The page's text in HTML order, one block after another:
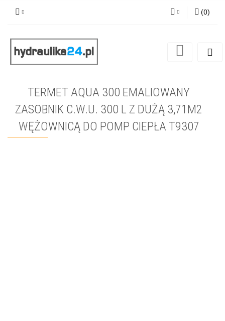
Zarejestruj się
(0)
TERMET AQUA 300 EMALIOWANY
ZASOBNIK C.W.U. 300 L Z DUŻĄ 3,71M2
WĘŻOWNICĄ DO POMP CIEPŁA T9307